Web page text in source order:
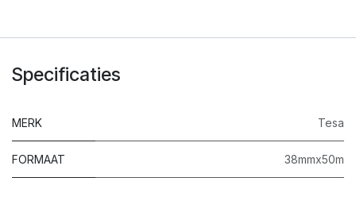
Specificaties
MERK Tesa
FORMAAT 38mmx50m